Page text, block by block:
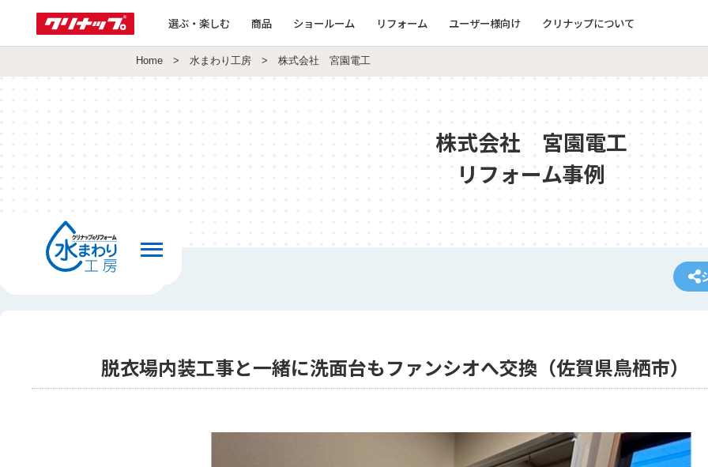
選ぶ・楽しむ 商品 ショールーム リフォーム ユーザー様向け クリナップについて
Home > 水まわり工房 > 株式会社 宮園電工
株式会社 宮園電工
リフォーム事例
前の画面へ戻る
脱衣場内装工事と一緒に洗面台もファンシオへ交換（佐賀県鳥栖市）